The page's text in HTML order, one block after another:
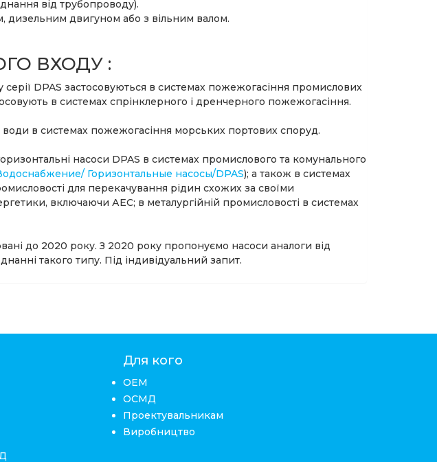
від трубопроводу).
дизельним двигуном або з вільним валом.
ВХОДУ :
DPAS застосовуються в системах пожежогасіння промислових
в системах спрінклерного і дренчерного пожежогасіння.
води в системах пожежогасіння морських портових споруд.
насоси DPAS в системах промислового та комунального
Горизонтальные насосы/DPAS); а також в системах
для перекачування рідин схожих за своїми
включаючи АЕС; в металургійній промисловості в системах
до 2020 року. З 2020 року пропонуємо насоси аналоги від
такого типу. Під індивідуальний запит.
Для кого
ОЕМ
ОСМД
Проектувальникам
Виробництво